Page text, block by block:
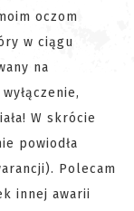
oczom
w ciągu
na
W skrócie
powiodła
Polecam
innej awarii